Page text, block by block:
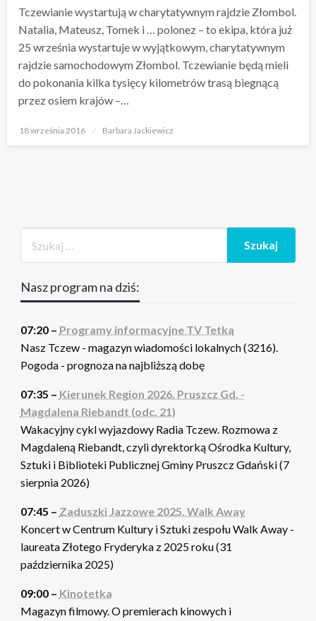
Tczewianie wystartują w charytatywnym rajdzie Złombol.
Natalia, Mateusz, Tomek i … polonez – to ekipa, która już
25 września wystartuje w wyjątkowym, charytatywnym
rajdzie samochodowym Złombol. Tczewianie będą mieli
do pokonania kilka tysięcy kilometrów trasą biegnącą
przez osiem krajów –…
Opublikowane
18 września 2016 Barbara Jackiewicz
Nasz program na dziś:
07:20 – Programy informacyjne TV Tetka
Nasz Tczew - magazyn wiadomości lokalnych (3216).
Pogoda - prognoza na najbliższą dobę
07:35 – Kierunek Region 2026. Pruszcz Gd. -
Magdalena Riebandt (odc. 21)
Wakacyjny cykl wyjazdowy Radia Tczew. Rozmowa z
Magdaleną Riebandt, czyli dyrektorką Ośrodka Kultury,
Sztuki i Biblioteki Publicznej Gminy Pruszcz Gdański (7
sierpnia 2026)
07:45 – Zaduszki Jazzowe 2025. Walk Away
Koncert w Centrum Kultury i Sztuki zespołu Walk Away -
laureata Złotego Fryderyka z 2025 roku (31
października 2025)
09:00 – Kinotetka
Magazyn filmowy. O premierach kinowych i